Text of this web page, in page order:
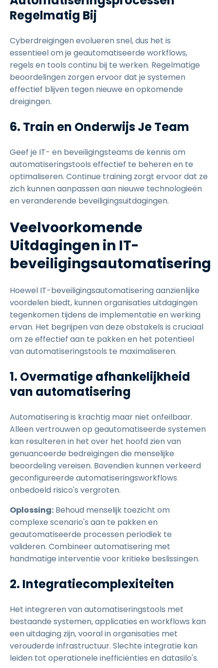
Regelmatig Bij
Cyberdreigingen evolueren snel, dus het is
essentieel om je geautomatiseerde workflows,
regels en tools continu bij te werken. Regelmatige
beoordelingen zorgen ervoor dat je systemen
effectief blijven tegen nieuwe en opkomende
dreigingen.
6. Train en Onderwijs Je Team
Geef je IT- en beveiligingsteams de kennis om
automatiseringstools effectief te beheren en te
optimaliseren. Continue training zorgt ervoor dat ze
zich kunnen aanpassen aan nieuwe technologieën
en veranderende beveiligingsuitdagingen.
Veelvoorkomende
Uitdagingen in IT-
beveiligingsautomatisering
Hoewel IT-beveiligingsautomatisering aanzienlijke
voordelen biedt, kunnen organisaties uitdagingen
tegenkomen tijdens de implementatie en werking
ervan. Het begrijpen van deze obstakels is cruciaal
om ze effectief aan te pakken en het potentieel
van automatiseringstools te maximaliseren.
1. Overmatige afhankelijkheid
van automatisering
Automatisering is krachtig maar niet onfeilbaar.
Alleen vertrouwen op geautomatiseerde systemen
kan resulteren in het over het hoofd zien van
genuanceerde bedreigingen die menselijke
beoordeling vereisen. Bovendien kunnen verkeerd
geconfigureerde automatiseringsworkflows
onbedoeld risico's vergroten.
Oplossing: Behoud menselijk toezicht om
complexe scenario's aan te pakken en
geautomatiseerde processen periodiek te
valideren. Combineer automatisering met
handmatige interventie voor kritieke beslissingen.
2. Integratiecomplexiteiten
Het integreren van automatiseringstools met
bestaande systemen, applicaties en workflows kan
een uitdaging zijn, vooral in organisaties met
verouderde infrastructuur. Slechte integratie kan
leiden tot operationele inefficiënties en datasilo's.